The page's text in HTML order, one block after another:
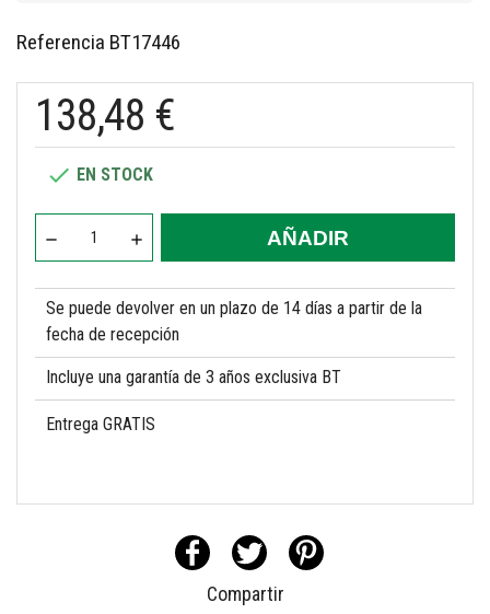
Referencia BT17446
138,48 €
 EN STOCK
AÑADIR
Se puede devolver en un plazo de 14 días a partir de la
fecha de recepción
Incluye una garantía de 3 años exclusiva BT
Entrega GRATIS
Compartir